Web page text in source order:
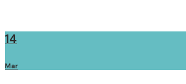
14
Mar